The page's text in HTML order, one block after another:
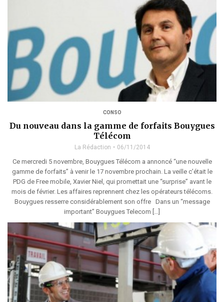
CONSO
Du nouveau dans la gamme de forfaits Bouygues
Télécom
La Rédaction 06/11/2014
Ce mercredi 5 novembre, Bouygues Télécom a annoncé “une nouvelle
gamme de forfaits” à venir le 17 novembre prochain. La veille c’était le
PDG de Free mobile, Xavier Niel, qui promettait une “surprise” avant le
mois de février. Les affaires reprennent chez les opérateurs télécoms.
Bouygues resserre considérablement son offre Dans un “message
important” Bouygues Telecom […]